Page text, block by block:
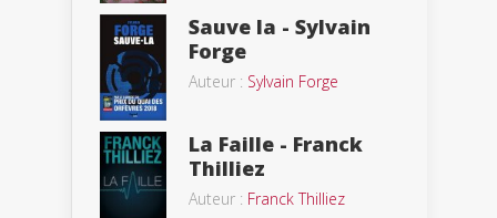
Sauve la - Sylvain
Forge
Auteur : Sylvain Forge
La Faille - Franck
Thilliez
Auteur : Franck Thilliez